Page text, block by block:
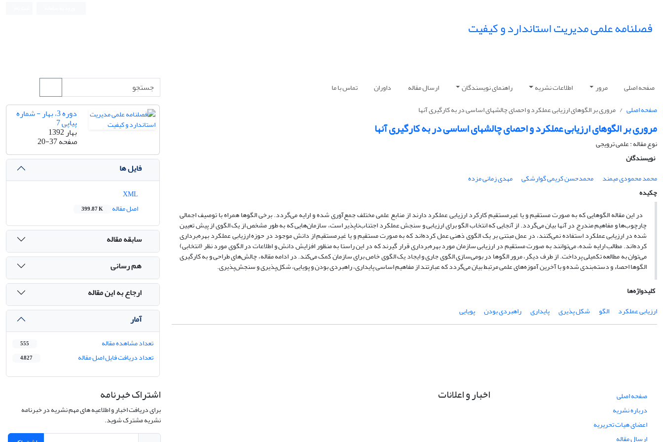
فصلنامه علمی مدیریت استاندارد و کیفیت
صفحه اصلی مرور اطلاعات نشریه راهنمای نویسندگان ارسال مقاله داوران
تماس با ما
صفحه اصلی
مروری بر الگوهای ارزیابی عملکرد و احصای چالشهای اساسی در به کارگیری آنها
مروری بر الگوهای ارزیابی عملکرد و احصای چالشهای اساسی در به کارگیری آنها
نوع مقاله : علمی ترویجی
نویسندگان
محمد محمودی میمند
محمدحسن کریمی گوارشکی
مهدی زمانی مزده
چکیده
در این مقاله الگوهایی که به صورت مستقیم و یا غیرمستقیم کارکرد ارزیابی عملکرد دارند از منابع علمی مختلف جمع‌آوری شده و ارایه ‌می‌گردد. برخی الگوها همراه با توصیف اجمالی
چارچوب‌ها و مفاهیم مندرج در آنها بیان می‌گردد. از آنجایی که انتخاب الگو برای ارزیابی و سنجش عملکرد اجتناب‌ناپذیر است، سازمان‌هایی که به طور مشخص از یک الگوی از پیش تعیین
شده در ارزیابی عملکرد استفاده نمی‌کنند، در عمل مبتنی بر یک الگوی ذهنی عمل کرده‌اند که به صورت مستقیم و یا غیرمستقیم از دانش موجود در حوزه ارزیابی عملکرد بهره‌برداری
کرده‌اند. مطالب ارایه شده، می‌توانند به صورت مستقیم در ارزیابی سازمان مورد بهره‌برداری قرار گیرند که در این راستا به منظور افزایش دانش و اطلاعات در الگوی مورد نظر (انتخابی)
می‌توان به مطالعه تکمیلی پرداخت. از طرف دیگر، مرور الگوها در بومی‌سازی الگوی جاری و ایجاد یک الگوی خاص برای سازمان کمک می‌کند. در ادامه مقاله، چالش‌های طراحی و به کارگیری
الگوها احصاء و دسته‌بندی شده و با آخرین آموزه‌‌های علمی‌ مرتبط بیان می‌گردد که عبارتند از مفاهیم اساسی پایداری، راهبردی بودن و پویایی، شکل‌پذیری و سنجش‌پذیری.
کلیدواژه‌ها
ارزیابی عملکرد
الگو شکل پذیری پایداری راهبردی بودن پویایی
دوره 3، بهار - شماره
پیاپی 7
بهار 1392
صفحه20-37
فایل ها
اصل مقاله
399.87 K
سابقه مقاله
هم رسانی
ارجاع به این مقاله
آمار
تعداد مشاهده مقاله 555
تعداد دریافت فایل اصل مقاله 4,827
صفحه اصلی
درباره نشریه
اعضای هیات تحریریه
ارسال مقاله
اخبار و اعلانات اشتراک خبرنامه
برای دریافت اخبار و اطلاعیه های مهم نشریه در خبرنامه
نشریه مشترک شوید.